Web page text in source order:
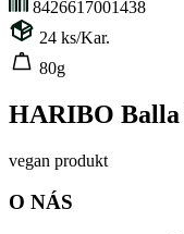
8426617001438
24 ks/Kar.
80g
HARIBO Balla
vegan produkt
O NÁS